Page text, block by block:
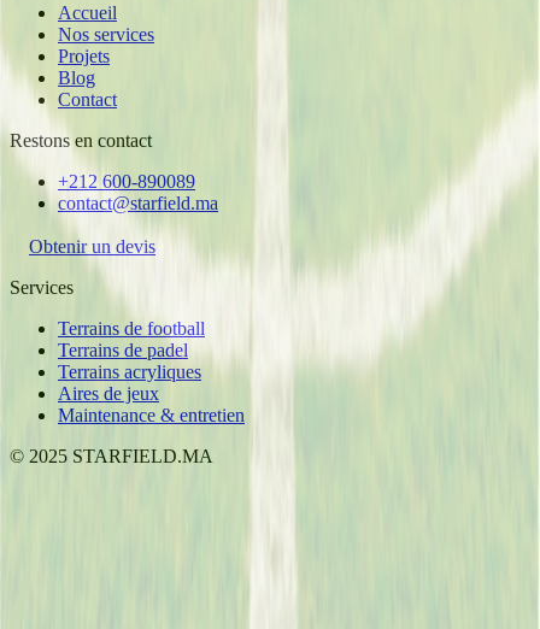
Accueil
Nos services
Projets
Blog
Contact
Restons en contact
+212 600-890089
contact@starfield.ma
Obtenir un devis
Services
Terrains de football
Terrains de padel
Terrains acryliques
Aires de jeux
Maintenance & entretien
© 2025 STARFIELD.MA